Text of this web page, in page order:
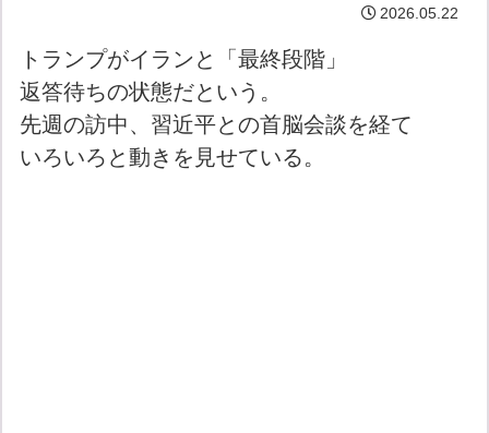
2026.05.22
トランプがイランと「最終段階」
返答待ちの状態だという。
先週の訪中、習近平との首脳会談を経て
いろいろと動きを見せている。